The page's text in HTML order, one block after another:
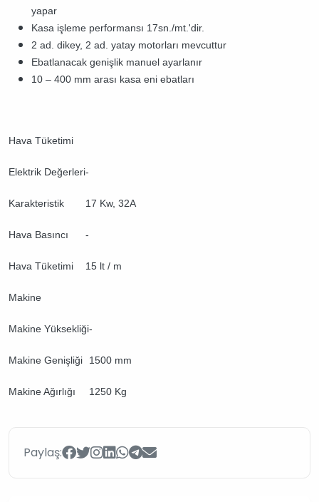
yapar
Kasa işleme performansı 17sn./mt.'dir.
2 ad. dikey, 2 ad. yatay motorları mevcuttur
Ebatlanacak genişlik manuel ayarlanır
10 – 400 mm arası kasa eni ebatları
Hava Tüketimi
Elektrik Değerleri-
Karakteristik 17 Kw, 32A
Hava Basıncı -
Hava Tüketimi 15 lt / m
Makine
Makine Yüksekliği-
Makine Genişliği 1500 mm
Makine Ağırlığı 1250 Kg
Paylaş: